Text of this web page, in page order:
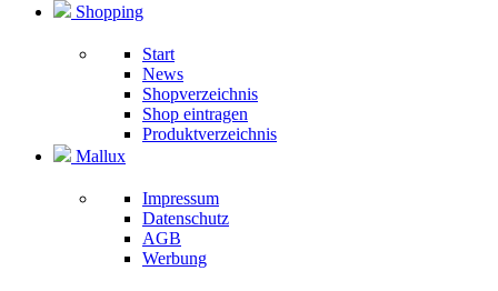
Shopping
Start
News
Shopverzeichnis
Shop eintragen
Produktverzeichnis
Mallux
Impressum
Datenschutz
AGB
Werbung